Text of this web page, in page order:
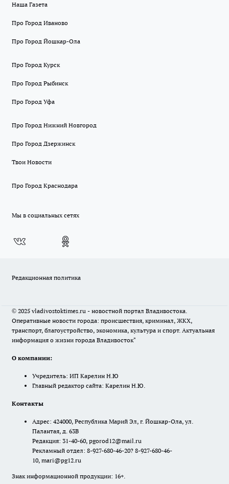
Наша Газета
Про Город Иваново
Про Город Йошкар-Ола
Про Город Курск
Про Город Рыбинск
Про Город Уфа
Про Город Нижний Новгород
Про Город Дзержинск
Твои Новости
Про Город Краснодара
Мы в социальных сетях
Редакционная политика
© 2025 vladivostoktimes.ru - новостной портал Владивостока.
Оперативные новости города: происшествия, криминал, ЖКХ,
транспорт, благоустройство, экономика, культура и спорт. Актуальная
информация о жизни города Владивосток"
О компании:
Учредитель: ИП Карелин Н.Ю
Главный редактор сайта: Карелин Н.Ю.
Контакты
Адрес: 424000, Республика Марий Эл, г. Йошкар-Ола, ул.
Палантая, д. 63В
Редакция: 31-40-60, pgorod12@mail.ru
Рекламный отдел: 8-927-680-46-20? 8-927-680-46-
10, mari@pg12.ru
Знак информационной продукции: 16+.